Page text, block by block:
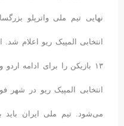
نهایی تیم ملی واترپلو
انتخابی المپیک ریو اعلام
۱۳ بازیکن را برای ادامه
می‌شود. تیم ملی ایران باید